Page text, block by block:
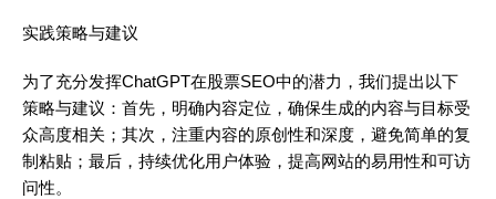
实践策略与建议
为了充分发挥ChatGPT在股票SEO中的潜力，我们提出以下
策略与建议：首先，明确内容定位，确保生成的内容与目标受
众高度相关；其次，注重内容的原创性和深度，避免简单的复
制粘贴；最后，持续优化用户体验，提高网站的易用性和可访
问性。